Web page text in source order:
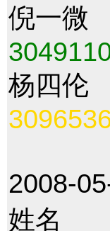
倪
杨
2008-
姓名